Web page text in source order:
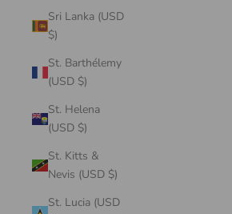
Sri Lanka (USD
$)
St. Barthélemy
(USD $)
St. Helena
(USD $)
St. Kitts &
Nevis (USD $)
St. Lucia (USD